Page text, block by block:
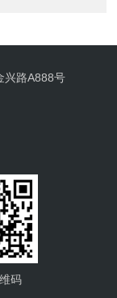
兴路A888号
码